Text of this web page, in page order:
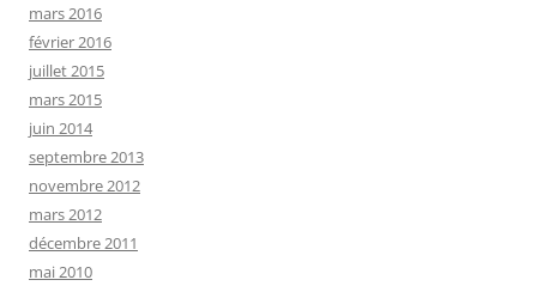
mars 2016
février 2016
juillet 2015
mars 2015
juin 2014
septembre 2013
novembre 2012
mars 2012
décembre 2011
mai 2010